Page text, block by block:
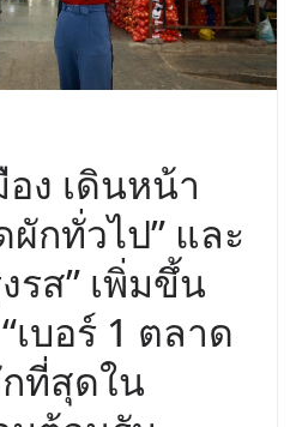
ง เดินหน้า
กทั่วไป” และ
รส” เพิ่มขึ้น
เบอร์ 1 ตลาด
ที่สุดใน